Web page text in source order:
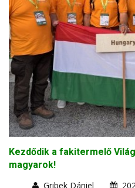
Kezdődik a fakitermelő
magyarok!
Gribek Dániel